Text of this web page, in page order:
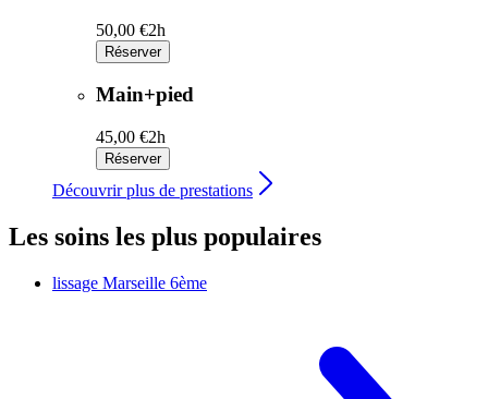
50,00 €2h
Réserver
Main+pied
45,00 €2h
Réserver
Découvrir plus de prestations
Les soins les plus populaires
lissage Marseille 6ème